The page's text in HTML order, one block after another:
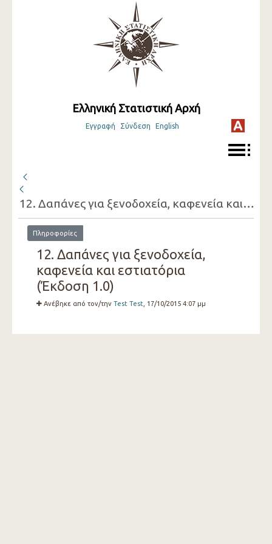
Ελληνική Στατιστική Αρχή
Εγγραφή Σύνδεση English
12. Δαπάνες για ξενοδοχεία, καφενεία και εστιατόρια
Πληροφορίες
12. Δαπάνες για ξενοδοχεία,
καφενεία και εστιατόρια
(Έκδοση 1.0)
Ανέβηκε από τον/την Test Test , 17/10/2015 4:07 μμ